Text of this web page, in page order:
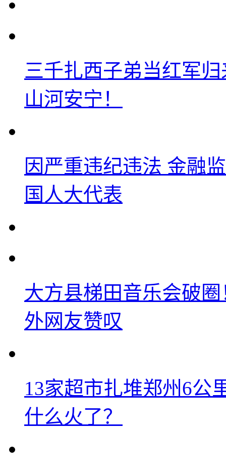
三千扎西子弟当红军
山河安宁！
因严重违纪违法 金融
国人大代表
大方县梯田音乐会破
外网友赞叹
13家超市扎堆郑州6公
什么火了？